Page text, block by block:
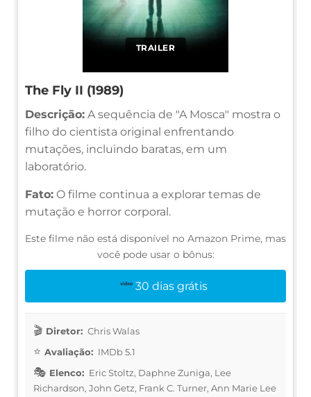
TRAILER
The Fly II (1989)
Descrição: A sequência de "A Mosca" mostra o
filho do cientista original enfrentando
mutações, incluindo baratas, em um
laboratório.
Fato: O filme continua a explorar temas de
mutação e horror corporal.
Este filme não está disponível no Amazon Prime, mas
você pode usar o bônus:
30 dias grátis
Diretor: Chris Walas
Avaliação: IMDb 5.1
Elenco: Eric Stoltz, Daphne Zuniga, Lee
Richardson, John Getz, Frank C. Turner, Ann Marie Lee